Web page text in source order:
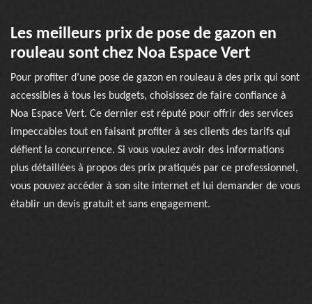
Les meilleurs prix de pose de gazon en
rouleau sont chez Noa Espace Vert
Pour profiter d’une pose de gazon en rouleau à des prix qui sont
accessibles à tous les budgets, choisissez de faire confiance à
Noa Espace Vert. Ce dernier est réputé pour offrir des services
impeccables tout en faisant profiter à ses clients des tarifs qui
défient la concurrence. Si vous voulez avoir des informations
plus détaillées à propos des prix pratiqués par ce professionnel,
vous pouvez accéder à son site internet et lui demander de vous
établir un devis gratuit et sans engagement.